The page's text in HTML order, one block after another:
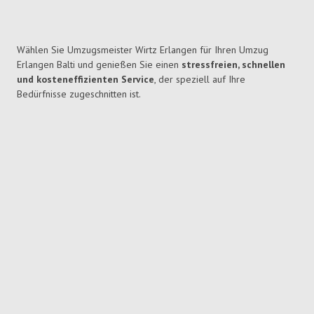
Wählen Sie Umzugsmeister Wirtz Erlangen für Ihren Umzug
Erlangen Balti und genießen Sie einen stressfreien, schnellen
und kosteneffizienten Service, der speziell auf Ihre
Bedürfnisse zugeschnitten ist.